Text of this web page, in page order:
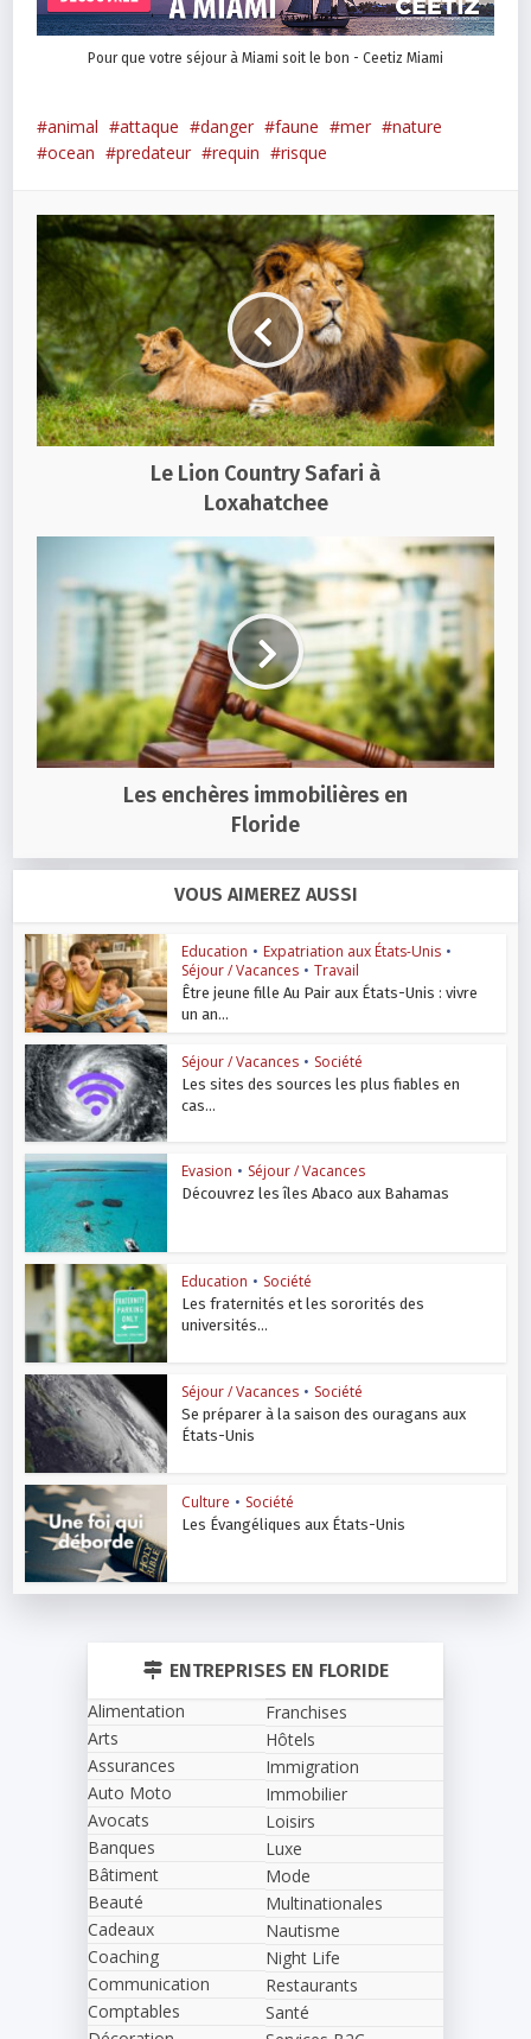
Pour que votre séjour à Miami soit le bon - Ceetiz Miami
animal attaque danger faune mer
nature
ocean
predateur requin risque
Le Lion Country Safari à
Loxahatchee
Les enchères immobilières en
Floride
VOUS AIMEREZ AUSSI
Education • Expatriation aux États-Unis •
Séjour / Vacances • Travail
Être jeune fille Au Pair aux États-Unis : vivre
un an...
Séjour / Vacances • Société
Les sites des sources les plus fiables en
cas...
Evasion • Séjour / Vacances
Découvrez les îles Abaco aux Bahamas
Education • Société
Les fraternités et les sororités des
universités...
Séjour / Vacances • Société
Se préparer à la saison des ouragans aux
États-Unis
Culture • Société
Les Évangéliques aux États-Unis
ENTREPRISES EN FLORIDE
Alimentation
Arts
Assurances
Auto Moto
Avocats
Banques
Bâtiment
Beauté
Cadeaux
Coaching
Communication
Comptables
Franchises
Hôtels
Immigration
Immobilier
Loisirs
Luxe
Mode
Multinationales
Nautisme
Night Life
Restaurants
Santé